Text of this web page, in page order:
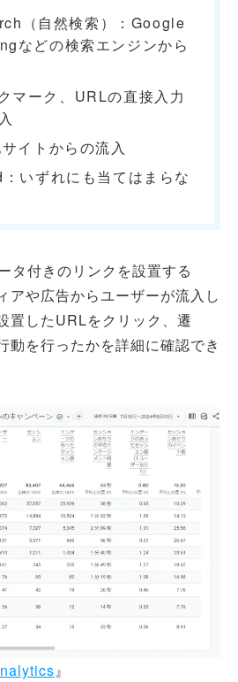
（自然検索）：Google
などの検索エンジンから
マーク、URLの直接入力
イトからの流入
いずれにも当てはまらな
タ付きのリンクを設置する
アや広告からユーザーが流入し
置したURLをクリック、遷
動を行ったかを詳細に確認でき
』